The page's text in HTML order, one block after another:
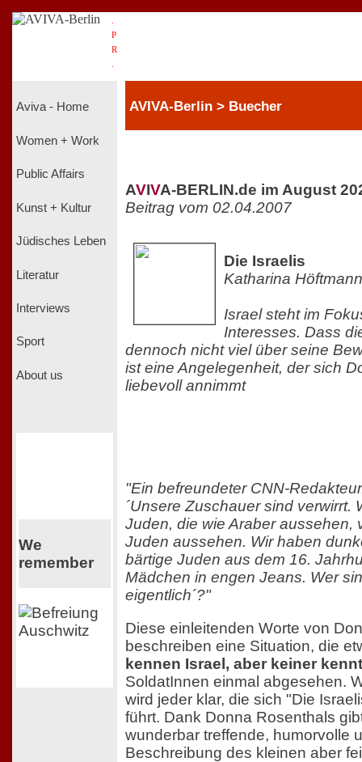
P
R
Aviva - Home
Women + Work
Public Affairs
Kunst + Kultur
Jüdisches Leben
Literatur
Interviews
Sport
About us
We
remember
AVIVA-Berlin > Buecher
AVIVA-BERLIN.de im August
Beitrag vom 02.04.2007
Die Israelis
Katharina Höftmann
Israel steht im
Interesses. Dass
dennoch nicht viel über seine
ist eine Angelegenheit, der sich
liebevoll annimmt
"Ein befreundeter CNN-
´Unsere Zuschauer sind verwirrt.
Juden, die wie Araber aussehen,
Juden aussehen. Wir haben
bärtige Juden aus dem 16.
Mädchen in engen Jeans. Wer
eigentlich´?"
Diese einleitenden Worte von
beschreiben eine Situation, die
kennen Israel, aber keiner
SoldatInnen einmal abgesehen.
wird jeder klar, die sich "Die
führt. Dank Donna Rosenthals
wunderbar treffende, humorvolle
Beschreibung des kleinen aber